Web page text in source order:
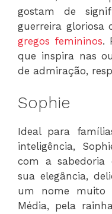
gostam de
guerreira gloriosa
gregos femininos.
que inspira nas
de admiração,
Sophie
Ideal para
inteligência,
com a sabedoria
sua elegância,
um nome muito
Média, pela